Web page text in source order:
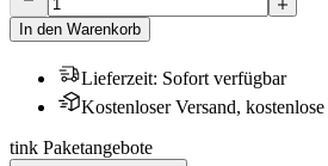
In den Warenkorb
Lieferzeit: Sofort verfügbar
Kostenloser Versand,
tink Paketangebote